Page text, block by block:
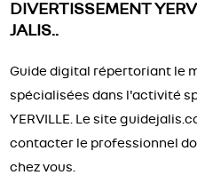
DIVERTISSEMENT
JALIS..
Guide digital répertoriant le
spécialisées dans l'activité
YERVILLE. Le site
contacter le professionnel
chez vous.